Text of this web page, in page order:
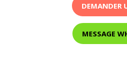
DEMANDER
MESSAGE